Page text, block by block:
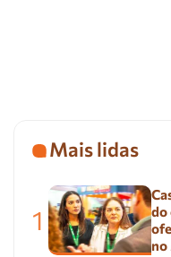
Mais lidas
1
do
no